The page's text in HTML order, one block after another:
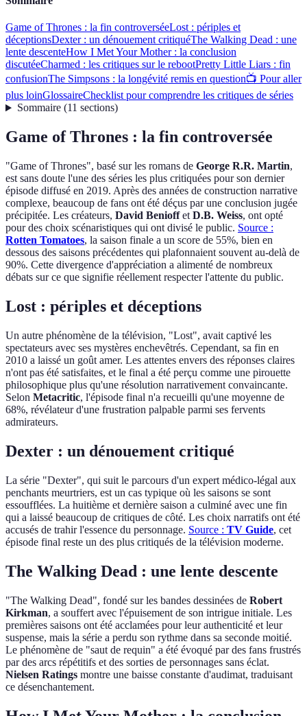
Game of Thrones : la fin controverséeLost : périples et
déceptionsDexter : un dénouement critiquéThe Walking Dead : une
lente descenteHow I Met Your Mother : la conclusion
discutéeCharmed : les critiques sur le rebootPretty Little Liars : fin
confusionThe Simpsons : la longévité remis en question📺 Pour aller
plus loinGlossaireChecklist pour comprendre les critiques de séries
Sommaire(11 sections)
Game of Thrones : la fin controversée
"Game of Thrones", basé sur les romans de George R.R. Martin,
est sans doute l'une des séries les plus critiquées pour son dernier
épisode diffusé en 2019. Après des années de construction narrative
complexe, beaucoup de fans ont été déçus par une conclusion jugée
précipitée. Les créateurs, David Benioffet D.B. Weiss, ont opté
pour des choix scénaristiques qui ont divisé le public. Source :
Rotten Tomatoes, la saison finale a un score de 55%, bien en
dessous des saisons précédentes qui plafonnaient souvent au-delà de
90%. Cette divergence d'appréciation a alimenté de nombreux
débats sur ce que signifie réellement respecter l'attente du public.
Lost : périples et déceptions
Un autre phénomène de la télévision, "Lost", avait captivé les
spectateurs avec ses mystères enchevêtrés. Cependant, sa fin en
2010 a laissé un goût amer. Les attentes envers des réponses claires
n'ont pas été satisfaites, et le final a été perçu comme une pirouette
philosophique plus qu'une résolution narrativement convaincante.
Selon Metacritic, l'épisode final n'a recueilli qu'une moyenne de
68%, révélateur d'une frustration palpable parmi ses fervents
admirateurs.
Dexter : un dénouement critiqué
La série "Dexter", qui suit le parcours d'un expert médico-légal aux
penchants meurtriers, est un cas typique où les saisons se sont
essoufflées. La huitième et dernière saison a culminé avec une fin
qui a laissé beaucoup de critiques de côté. Les choix narratifs ont été
accusés de trahir l'essence du personnage. Source : TV Guide, cet
épisode final reste un des plus critiqués de la télévision moderne.
The Walking Dead : une lente descente
"The Walking Dead", fondé sur les bandes dessinées de Robert
Kirkman, a souffert avec l'épuisement de son intrigue initiale. Les
premières saisons ont été acclamées pour leur authenticité et leur
suspense, mais la série a perdu son rythme dans sa seconde moitié.
Le phénomène de "saut de requin" a été évoqué par des fans frustrés
par des arcs répétitifs et des sorties de personnages sans éclat.
Nielsen Ratings montre une baisse constante d'audimat, traduisant
ce désenchantement.